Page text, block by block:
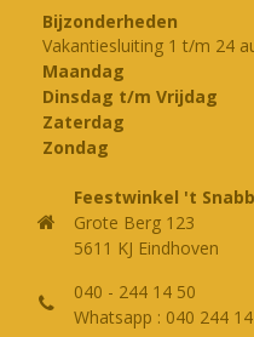
Bijzonderheden
Vakantiesluiting 1 t/m 24
Maandag
Dinsdag t/m Vrijdag
Zaterdag
Zondag
Feestwinkel 't
Grote Berg 123
5611 KJ Eindhoven
040 - 244 14 50
Whatsapp : 040 244